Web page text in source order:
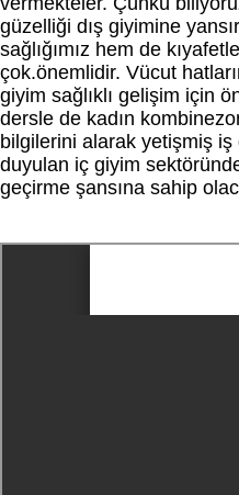
güzelliği dış giyimine
sağlığımız hem de
çok.önemlidir. Vücut
giyim sağlıklı gelişim için
dersle de kadın
bilgilerini alarak yetişmiş
duyulan iç giyim
geçirme şansına sahip